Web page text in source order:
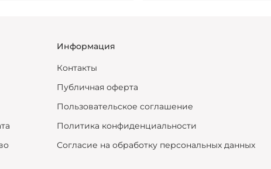
Информация
Контакты
Публичная оферта
Пользовательское соглашение
Политика конфиденциальности
Согласие на обработку персональных данных